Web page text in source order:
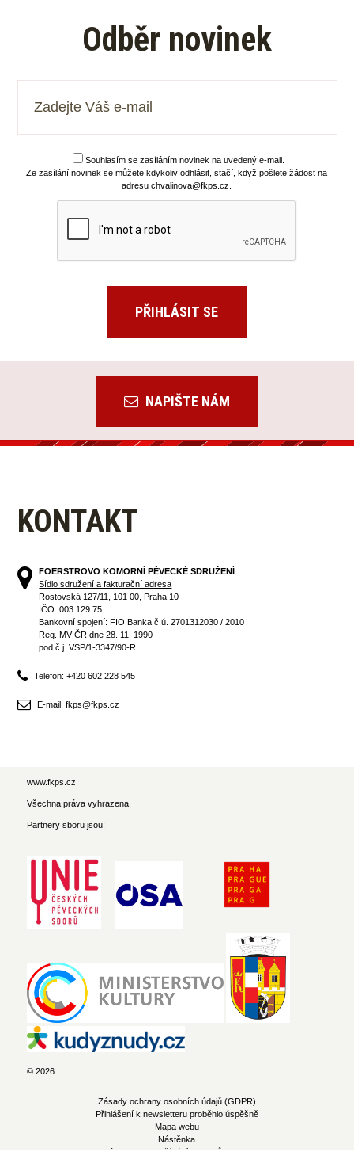
Odběr novinek
Souhlasím se zasíláním novinek na uvedený e-mail.
Ze zasílání novinek se můžete kdykoliv odhlásit, stačí, když pošlete žádost na
adresu chvalinova@fkps.cz.
NAPIŠTE NÁM
KONTAKT
FOERSTROVO KOMORNÍ PĚVECKÉ SDRUŽENÍ
Sídlo sdružení a fakturační adresa
Rostovská 127/11, 101 00, Praha 10
IČO: 003 129 75
Bankovní spojení: FIO Banka č.ú. 2701312030 / 2010
Reg. MV ČR dne 28. 11. 1990
pod č.j. VSP/1-3347/90-R
Telefon: +420 602 228 545
E-mail: fkps@fkps.cz
www.fkps.cz
Všechna práva vyhrazena.
Partnery sboru jsou:
© 2026
Zásady ochrany osobních údajů (GDPR)
Přihlášení k newsletteru proběhlo úspěšně
Mapa webu
Nástěnka